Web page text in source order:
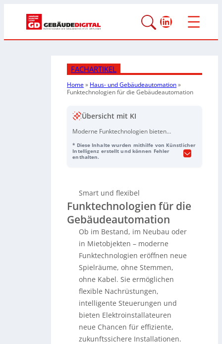
LinkedIn
FACHARTIKEL
Home» Haus- und Gebäudeautomation»
Funktechnologien für die Gebäudeautomation
Übersicht mit KI
Moderne Funktechnologien bieten
Gebäudeautomation – ideal für
Bestandsgebäude, Neubauten und
Systeme ohne bauliche Eingriffe
nachgerüstet werden, die Licht,
Jalousien und Raumtemperaturen
steuern. Funkprotokolle wie Zigbee,
Bluetooth Mesh und Matter eröffnen
vielseitige Anwendungsmöglichkeiten
für smarte Einzelsteuerungen und
umfassende Hausvernetzungen.
Produkte wie der Smart Switch
Wireless oder derBusch Free at Home
Wireless erleichtern die
Implementierung und bieten neben
Energieeffizienz eine hohe
Zukunftssicherheit. Entscheidend für
eine reibungslose Funktionalität ist die
Kompatibilität der Systeme und die
* Diese Inhalte wurden mithilfe von Künstlicher
Intelligenz erstellt und können Fehler
enthalten.
Smart und flexibel
Funktechnologien für die
Gebäudeautomation
Ob im Bestand, im Neubau oder
in Mietobjekten – moderne
Funktechnologien eröffnen neue
Spielräume, ohne Stemmen,
ohne Kabel. Sie ermöglichen
flexible Nachrüstungen,
intelligente Steuerungen und
bieten Elektroinstallateuren
neue Chancen für effiziente,
zukunftssichere Installationen.